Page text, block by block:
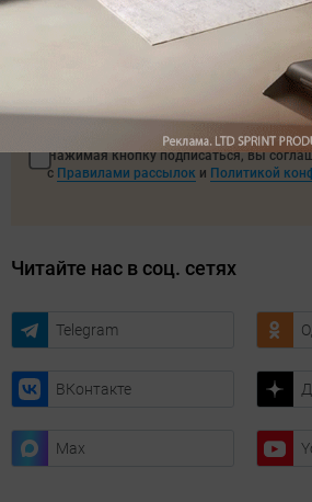
с самыми популярными
Подписаться
Нажимая кнопку подписаться, вы
с Правилами рассылок и Политикой
Читайте нас в соц. сетях
Telegram
ВКонтакте
Max